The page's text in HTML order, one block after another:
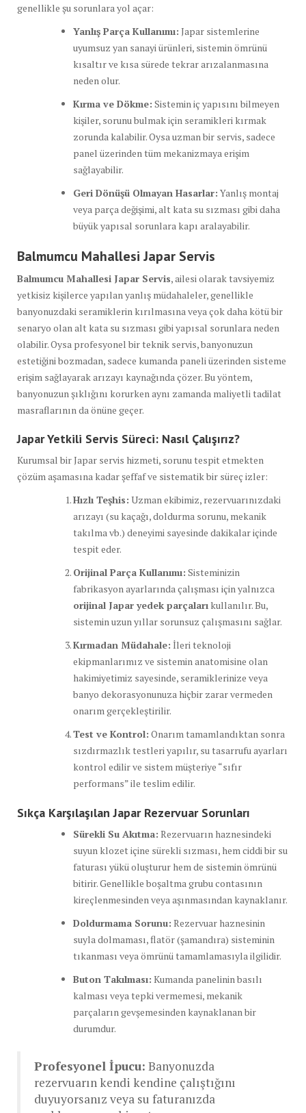
genellikle şu sorunlara yol açar:
Yanlış Parça Kullanımı: Japar sistemlerine
uyumsuz yan sanayi ürünleri, sistemin ömrünü
kısaltır ve kısa sürede tekrar arızalanmasına
neden olur.
Kırma ve Dökme: Sistemin iç yapısını bilmeyen
kişiler, sorunu bulmak için seramikleri kırmak
zorunda kalabilir. Oysa uzman bir servis, sadece
panel üzerinden tüm mekanizmaya erişim
sağlayabilir.
Geri Dönüşü Olmayan Hasarlar: Yanlış montaj
veya parça değişimi, alt kata su sızması gibi daha
büyük yapısal sorunlara kapı aralayabilir.
Balmumcu Mahallesi Japar Servis
Balmumcu Mahallesi Japar Servis, ailesi olarak tavsiyemiz
yetkisiz kişilerce yapılan yanlış müdahaleler, genellikle
banyonuzdaki seramiklerin kırılmasına veya çok daha kötü bir
senaryo olan alt kata su sızması gibi yapısal sorunlara neden
olabilir. Oysa profesyonel bir teknik servis, banyonuzun
estetiğini bozmadan, sadece kumanda paneli üzerinden sisteme
erişim sağlayarak arızayı kaynağında çözer. Bu yöntem,
banyonuzun şıklığını korurken aynı zamanda maliyetli tadilat
masraflarının da önüne geçer.
Japar Yetkili Servis Süreci: Nasıl Çalışırız?
Kurumsal bir Japar servis hizmeti, sorunu tespit etmekten
çözüm aşamasına kadar şeffaf ve sistematik bir süreç izler:
Hızlı Teşhis: Uzman ekibimiz, rezervuarınızdaki
arızayı (su kaçağı, doldurma sorunu, mekanik
takılma vb.) deneyimi sayesinde dakikalar içinde
tespit eder.
Orijinal Parça Kullanımı: Sisteminizin
fabrikasyon ayarlarında çalışması için yalnızca
orijinal Japar yedek parçaları kullanılır. Bu,
sistemin uzun yıllar sorunsuz çalışmasını sağlar.
Kırmadan Müdahale: İleri teknoloji
ekipmanlarımız ve sistemin anatomisine olan
hakimiyetimiz sayesinde, seramiklerinize veya
banyo dekorasyonunuza hiçbir zarar vermeden
onarım gerçekleştirilir.
Test ve Kontrol: Onarım tamamlandıktan sonra
sızdırmazlık testleri yapılır, su tasarrufu ayarları
kontrol edilir ve sistem müşteriye “sıfır
performans” ile teslim edilir.
Sıkça Karşılaşılan Japar Rezervuar Sorunları
Sürekli Su Akıtma: Rezervuarın haznesindeki
suyun klozet içine sürekli sızması, hem ciddi bir su
faturası yükü oluşturur hem de sistemin ömrünü
bitirir. Genellikle boşaltma grubu contasının
kireçlenmesinden veya aşınmasından kaynaklanır.
Doldurmama Sorunu: Rezervuar haznesinin
suyla dolmaması, flatör (şamandıra) sisteminin
tıkanması veya ömrünü tamamlamasıyla ilgilidir.
Buton Takılması: Kumanda panelinin basılı
kalması veya tepki vermemesi, mekanik
parçaların gevşemesinden kaynaklanan bir
durumdur.
Profesyonel İpucu: Banyonuzda
rezervuarın kendi kendine çalıştığını
duyuyorsanız veya su faturanızda